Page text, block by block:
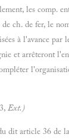
les comp.
ch. de fer, le
à l'avance par
et arrêteront
Ext.)
dit article 36 de